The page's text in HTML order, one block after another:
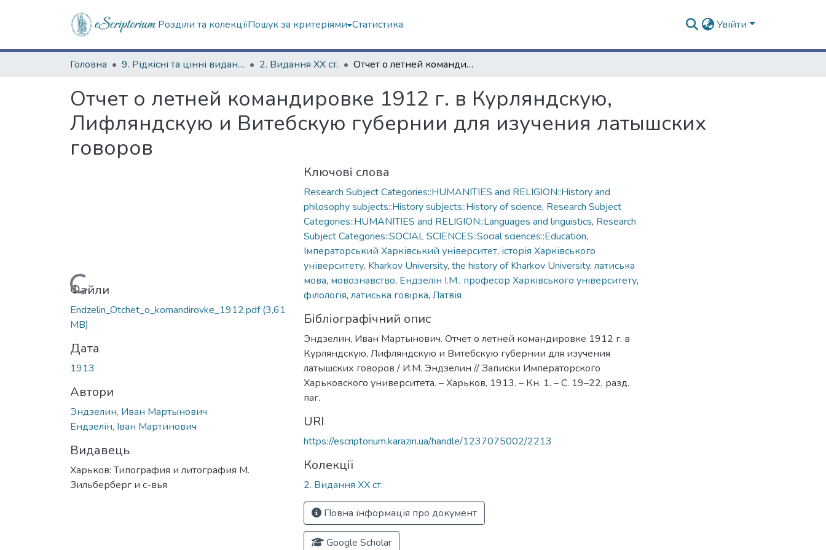
Розділи та колекціїПошук за критеріями Статистика Увійти
Головна 9. Рідкісні та цінні видання 2. Видання ХХ ст. Отчет о летней командировке 1912 г. в Курляндскую, Лифляндскую и Витебскую губернии для изучения латышских говоров
Отчет о летней командировке 1912 г. в Курляндскую,
Лифляндскую и Витебскую губернии для изучения латышских
говоров
Вантажиться...
Файли
Endzelin_Otchet_o_komandirovke_1912.pdf(3,61
MB)
Дата
1913
Автори
Эндзелин, Иван Мартынович
Ендзелін, Іван Мартинович
Видавець
Харьков: Типография и литография М.
Зильберберг и с-вья
Ключові слова
Research Subject Categories::HUMANITIES and RELIGION::History and
philosophy subjects::History subjects::History of science, Research Subject
Categories::HUMANITIES and RELIGION::Languages and linguistics, Research
Subject Categories::SOCIAL SCIENCES::Social sciences::Education,
Імператорський Харківський університет, історія Харківського
університету, Kharkov University, the history of Kharkov University, латиська
мова, мовознавство, Ендзелін І.М., професор Харківського університету,
філологія, латиська говірка, Латвія
Бібліографічний опис
Эндзелин, Иван Мартынович. Отчет о летней командировке 1912 г. в
Курляндскую, Лифляндскую и Витебскую губернии для изучения
латышских говоров / И.М. Эндзелин // Записки Императорского
Харьковского университета. – Харьков, 1913. – Кн. 1. – С. 19–22, разд.
паг.
URI
https://escriptorium.karazin.ua/handle/1237075002/2213
Колекції
2. Видання ХХ ст.
Повна інформація про документ
Google Scholar